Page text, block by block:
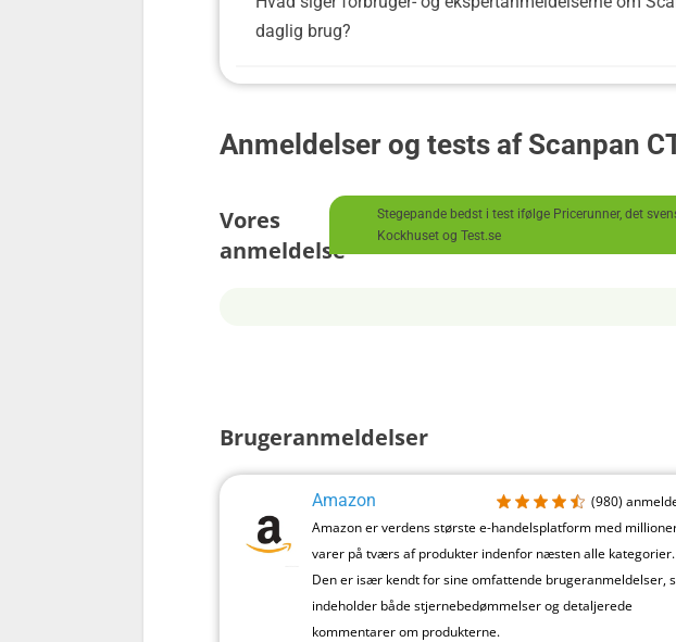
daglig brug?
Anmeldelser og tests af Scanpan
Vores
anmeldelse
Stegepande bedst i test ifølge Pricerunner, det
Kockhuset og Test.se
Brugeranmeldelser
Amazon (980)
Amazon er verdens største e-handelsplatform med
varer på tværs af produkter indenfor næsten alle kategorier.
Den er især kendt for sine omfattende brugeranmeldelser,
indeholder både stjernebedømmelser og detaljerede
kommentarer om produkterne.